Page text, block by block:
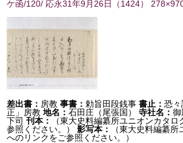
ケ函/120/ 応永31年9月26日 （1424）
差出書： 房教 事書：勅旨田段銭事書止：恐々
正」房教 地名：石田庄（尾張国） 寺社名：御
下司刊本：
（東大史料編纂所ユニオンカタ
参照ください。）
影写本：
（東大史料編纂
へのリンクをご参照ください。）